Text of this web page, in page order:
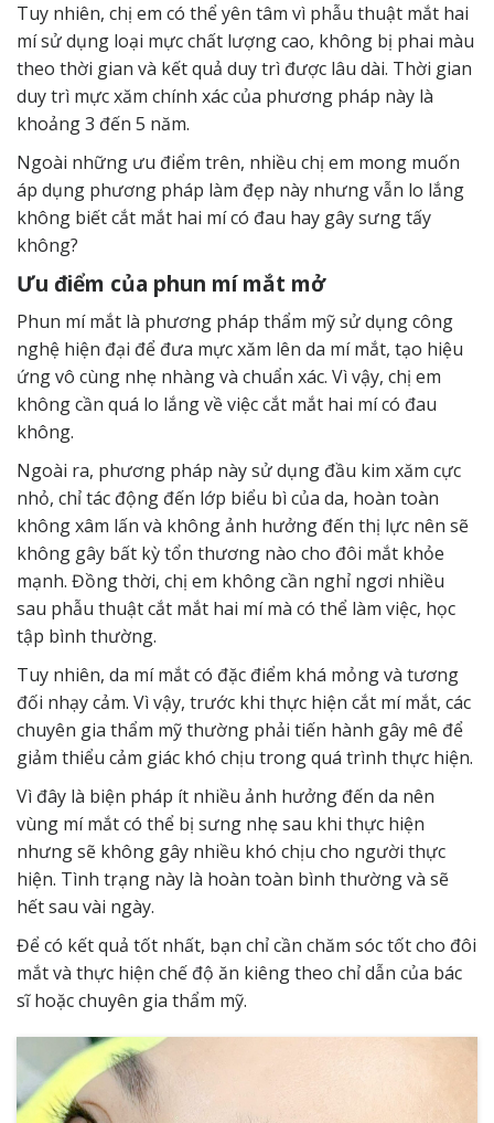
Tuy nhiên, chị em có thể yên tâm vì phẫu thuật mắt hai
mí sử dụng loại mực chất lượng cao, không bị phai màu
theo thời gian và kết quả duy trì được lâu dài. Thời gian
duy trì mực xăm chính xác của phương pháp này là
khoảng 3 đến 5 năm.
Ngoài những ưu điểm trên, nhiều chị em mong muốn
áp dụng phương pháp làm đẹp này nhưng vẫn lo lắng
không biết cắt mắt hai mí có đau hay gây sưng tấy
không?
Ưu điểm của phun mí mắt mở
Phun mí mắt là phương pháp thẩm mỹ sử dụng công
nghệ hiện đại để đưa mực xăm lên da mí mắt, tạo hiệu
ứng vô cùng nhẹ nhàng và chuẩn xác. Vì vậy, chị em
không cần quá lo lắng về việc cắt mắt hai mí có đau
không.
Ngoài ra, phương pháp này sử dụng đầu kim xăm cực
nhỏ, chỉ tác động đến lớp biểu bì của da, hoàn toàn
không xâm lấn và không ảnh hưởng đến thị lực nên sẽ
không gây bất kỳ tổn thương nào cho đôi mắt khỏe
mạnh. Đồng thời, chị em không cần nghỉ ngơi nhiều
sau phẫu thuật cắt mắt hai mí mà có thể làm việc, học
tập bình thường.
Tuy nhiên, da mí mắt có đặc điểm khá mỏng và tương
đối nhạy cảm. Vì vậy, trước khi thực hiện cắt mí mắt, các
chuyên gia thẩm mỹ thường phải tiến hành gây mê để
giảm thiểu cảm giác khó chịu trong quá trình thực hiện.
Vì đây là biện pháp ít nhiều ảnh hưởng đến da nên
vùng mí mắt có thể bị sưng nhẹ sau khi thực hiện
nhưng sẽ không gây nhiều khó chịu cho người thực
hiện. Tình trạng này là hoàn toàn bình thường và sẽ
hết sau vài ngày.
Để có kết quả tốt nhất, bạn chỉ cần chăm sóc tốt cho đôi
mắt và thực hiện chế độ ăn kiêng theo chỉ dẫn của bác
sĩ hoặc chuyên gia thẩm mỹ.